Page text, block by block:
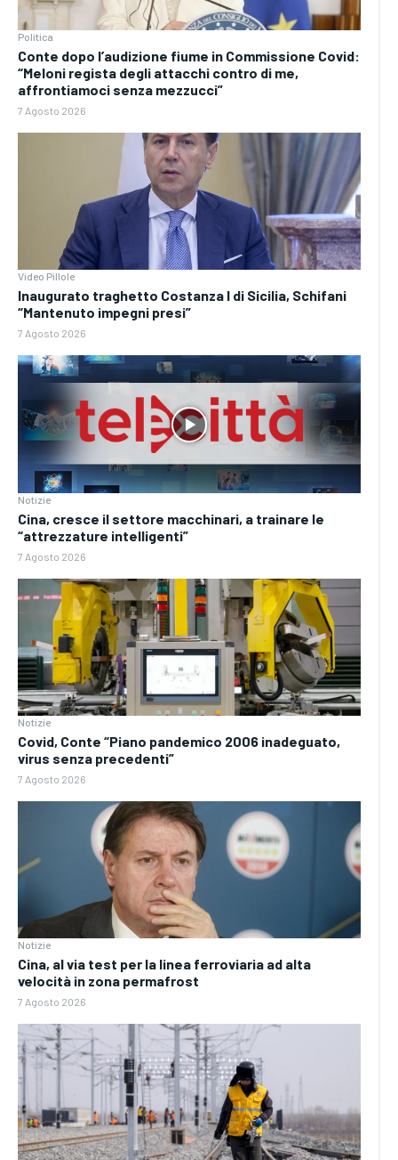
Politica
Conte dopo l’audizione fiume in Commissione Covid:
“Meloni regista degli attacchi contro di me,
affrontiamoci senza mezzucci”
7 Agosto 2026
Video Pillole
Inaugurato traghetto Costanza I di Sicilia, Schifani
“Mantenuto impegni presi”
7 Agosto 2026
Notizie
Cina, cresce il settore macchinari, a trainare le
“attrezzature intelligenti”
7 Agosto 2026
Notizie
Covid, Conte “Piano pandemico 2006 inadeguato,
virus senza precedenti”
7 Agosto 2026
Notizie
Cina, al via test per la linea ferroviaria ad alta
velocità in zona permafrost
7 Agosto 2026